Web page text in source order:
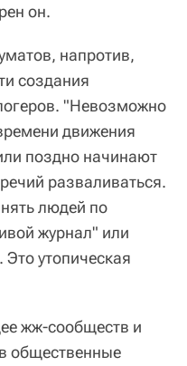
он.
напротив,
создания
"Невозможно
движения
поздно начинают
разваливаться.
людей по
журнал" или
Это утопическая
жж-сообществ и
общественные